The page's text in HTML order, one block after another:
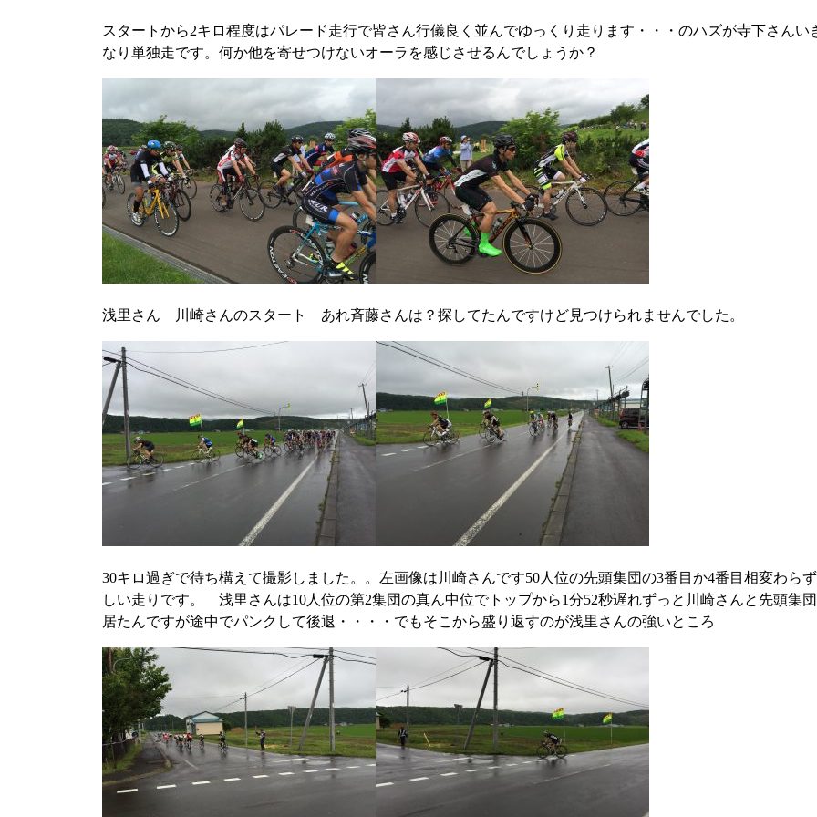
スタートから2キロ程度はパレード走行で皆さん行儀良く並んでゆっくり走ります・・・のハズが寺下さんい
なり単独走です。何か他を寄せつけないオーラを感じさせるんでしょうか？
浅里さん 川崎さんのスタート あれ斉藤さんは？探してたんですけど見つけられませんでした。
30キロ過ぎで待ち構えて撮影しました。。左画像は川崎さんです50人位の先頭集団の3番目か4番目相変わら
しい走りです。 浅里さんは10人位の第2集団の真ん中位でトップから1分52秒遅れずっと川崎さんと先頭集
居たんですが途中でパンクして後退・・・・でもそこから盛り返すのが浅里さんの強いところ